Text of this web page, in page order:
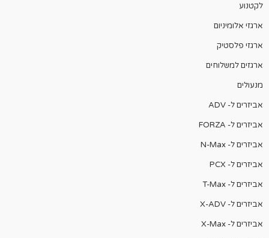
לקטנוע
ארגזי אלומיניום
ארגזי פלסטיק
ארגזים למשלוחים
מנעולים
אביזרים ל- ADV
אביזרים ל- FORZA
אביזרים ל- N-Max
אביזרים ל- PCX
אביזרים ל- T-Max
אביזרים ל- X-ADV
אביזרים ל- X-Max